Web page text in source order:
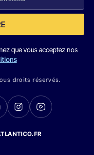
que vous acceptez nos
droits réservés.